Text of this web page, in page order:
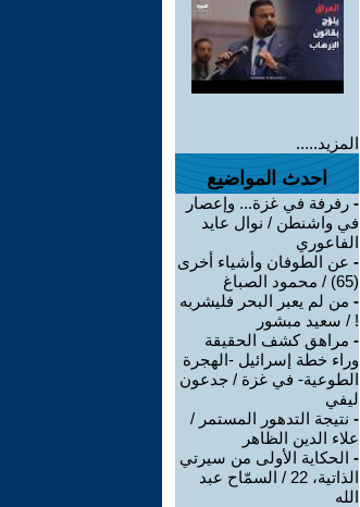
المزيد.....
احدث المواضيع
- رفرفة في غزة... وإعصار
في واشنطن / نوال عايد
الفاعوري
- عن الطوفان وأشياء أخرى
(65) / محمود الصباغ
- من لم يعبر البحر فليشربه
! / سعيد مبشور
- مراهق كشف الحقيقة
وراء خطة إسرائيل -الهجرة
الطوعية- في غزة / جدعون
ليفي
- نتيجة التدهور المستمر /
علاء الدين الظاهر
- الحكاية الأولى من سيرتي
الذاتية، 22 / السمّاح عبد
الله